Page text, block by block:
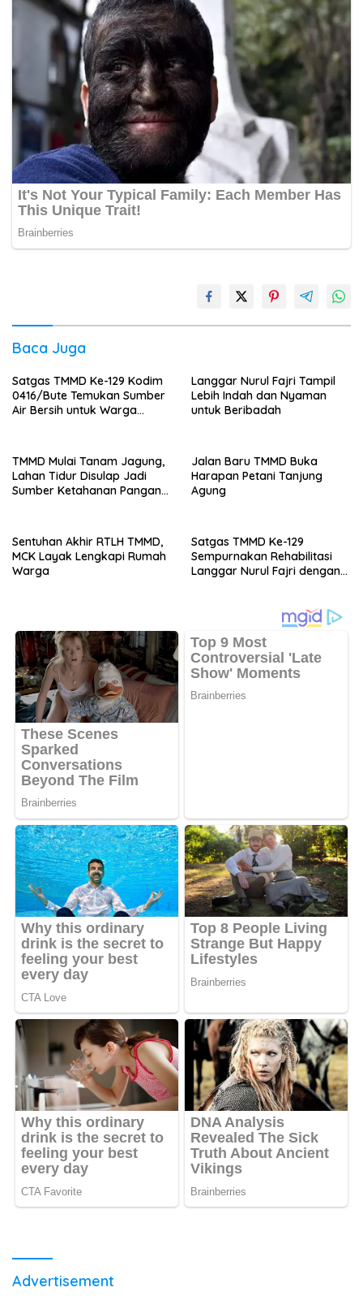
Baca Juga
Satgas TMMD Ke-129 Kodim
0416/Bute Temukan Sumber
Air Bersih untuk Warga
Langgar Nurul Fajri Tampil
Lebih Indah dan Nyaman
untuk Beribadah
TMMD Mulai Tanam Jagung,
Lahan Tidur Disulap Jadi
Sumber Ketahanan Pangan
Jalan Baru TMMD Buka
Harapan Petani Tanjung
Agung
Sentuhan Akhir RTLH TMMD,
MCK Layak Lengkapi Rumah
Warga
Satgas TMMD Ke-129
Sempurnakan Rehabilitasi
Langgar Nurul Fajri dengan
Advertisement